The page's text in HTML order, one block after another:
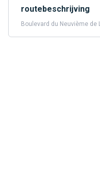
routebeschrijving
Boulevard du Neuvième de